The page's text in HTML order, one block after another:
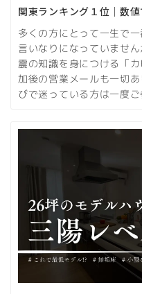
関東ランキング１位｜数
多くの方にとって一生で
言いなりになっていませ
震の知識を身につける「
加後の営業メールも一切
びで迷っている方は一度ご